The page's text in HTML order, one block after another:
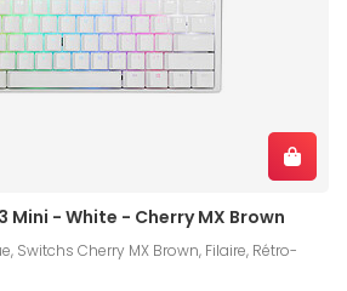
Mini - White - Cherry MX Brown
Switchs Cherry MX Brown, Filaire, Rétro-